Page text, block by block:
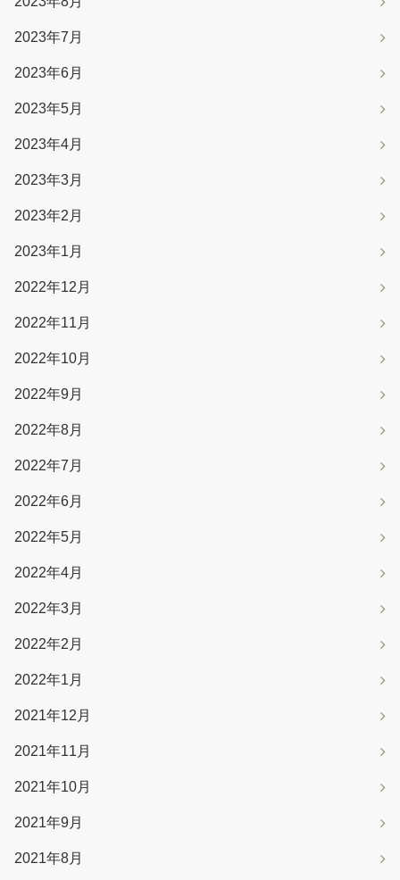
2023年7月
2023年6月
2023年5月
2023年4月
2023年3月
2023年2月
2023年1月
2022年12月
2022年11月
2022年10月
2022年9月
2022年8月
2022年7月
2022年6月
2022年5月
2022年4月
2022年3月
2022年2月
2022年1月
2021年12月
2021年11月
2021年10月
2021年9月
2021年8月